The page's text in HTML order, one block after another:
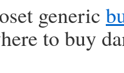
generic
to buy